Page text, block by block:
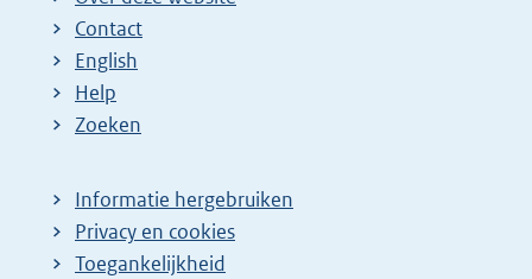
Contact
English
Help
Zoeken
Informatie hergebruiken
Privacy en cookies
Toegankelijkheid